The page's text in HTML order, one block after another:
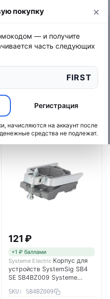
и сигнализации
121 ₽
+1 ₽ баллами
Systeme Electric Корпус для
устройств SystemSig SB4
SE SB4BZ009 Systeme
SKU: SB4BZ009
покупку ×
— и получите
часть следующих
FIRST
Регистрация
начисляются на аккаунт после
средства не подлежат.